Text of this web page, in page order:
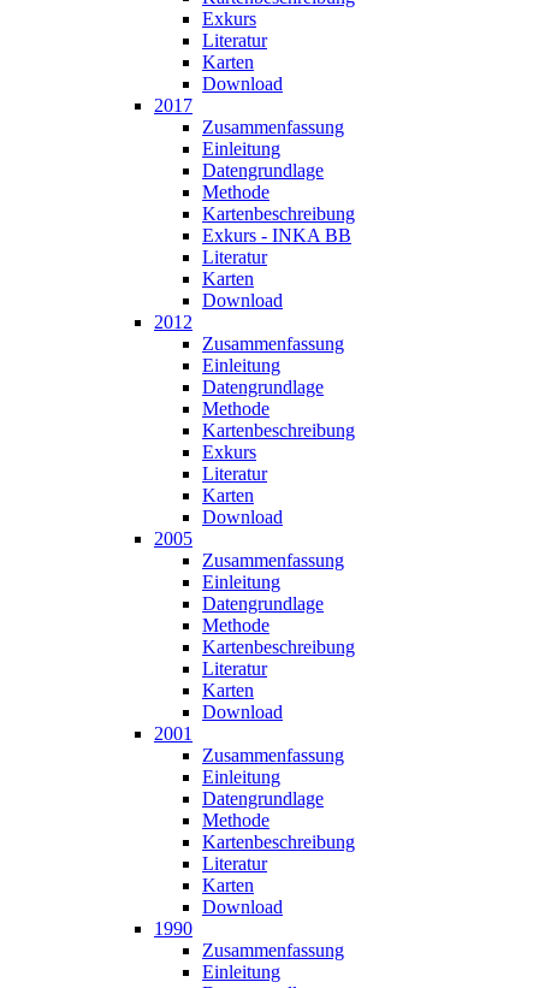
Exkurs
Literatur
Karten
Download
2017
Zusammen­fassung
Einleitung
Datengrundlage
Methode
Karten­beschreibung
Exkurs - INKA BB
Literatur
Karten
Download
2012
Zusammen­fassung
Einleitung
Datengrundlage
Methode
Karten­beschreibung
Exkurs
Literatur
Karten
Download
2005
Zusammen­fassung
Einleitung
Datengrundlage
Methode
Karten­beschreibung
Literatur
Karten
Download
2001
Zusammen­fassung
Einleitung
Datengrundlage
Methode
Karten­beschreibung
Literatur
Karten
Download
1990
Zusammen­fassung
Einleitung